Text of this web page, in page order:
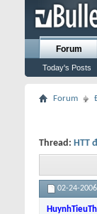
Forum
Today's Posts
Forum
Thread: HTT
02-24-